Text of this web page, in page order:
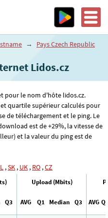
→
Pays Czech Republic
Lidos.cz
pour le nom d'hôte lidos.cz.
quartile supérieur calculés pour
de téléchargement et le ping. Le
est de +29%, la vitesse de
et la valeur du ping est de
,SK , UK , RO ,CZ
Upload (Mbits)
Q3 AVG Q1 Median Q3 AVG